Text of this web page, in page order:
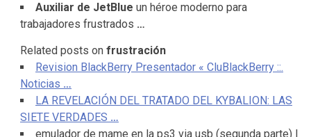
Auxiliar de JetBlue un héroe moderno para
trabajadores frustrados …
Related posts on frustración
Revision BlackBerry Presentador « CluBlackBerry ::.
Noticias …
LA REVELACIÓN DEL TRATADO DEL KYBALION: LAS
SIETE VERDADES …
emulador de mame en la ps3 via usb (segunda parte) |